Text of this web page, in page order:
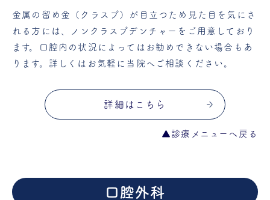
金属の留め金（クラスプ）が目立つため見た目を気にさ
れる方には、ノンクラスプデンチャーをご用意しており
ます。口腔内の状況によってはお勧めできない場合もあ
ります。詳しくはお気軽に当院へご相談ください。
詳細はこちら
▲診療メニューへ戻る
口腔外科